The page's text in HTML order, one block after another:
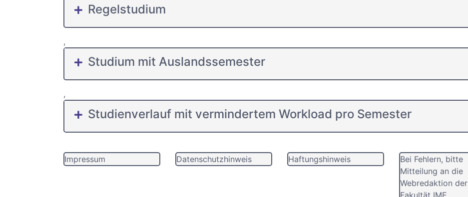
Regelstudium
,
Studium mit Auslandssemester
,
Studienverlauf mit vermindertem Workload pro Semester
Impressum Datenschutzhinweis Haftungshinweis
Bei Fehlern, bitte
Mitteilung an die
Webredaktion der